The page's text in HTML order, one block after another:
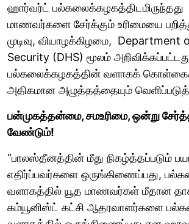
ஹார்வர்ட்
மாணவர்களை சேர்க்கும் உரிமையை
முடிவு, வியாழக்கிழமை, Department
Security (DHS) மூலம்
பல்கலைக்கழகத்தின் வளாகக்
அதிகமான அழுத்தத்தையும்
பன்முகத்தன்மை, சமஉரிமை, ஒன்று
வேண்டும்!
“பாலஸ்தீனத்தின் மீது நிகழ்த்தப்படும்
எதிர்ப்பவர்களை ஒருங்கிணைப்பது,
வளாகத்தில் யூத மாணவர்கள் மீதான
கம்யூனிஸ்ட் கட்சி ஆதரவாளர்களை